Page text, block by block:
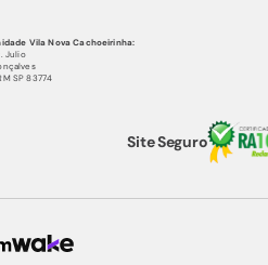
Vila Nova Cachoeirinha:
Julio
SP 83774
Site Seguro